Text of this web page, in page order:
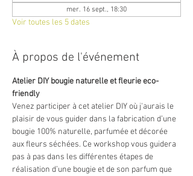
mer. 16 sept., 18:30
Voir toutes les 5 dates
À propos de l'événement
Atelier DIY bougie naturelle et fleurie eco-
friendly
Venez participer à cet atelier DIY où j'aurais le
plaisir de vous guider dans la fabrication d’une
bougie 100% naturelle, parfumée et décorée
aux fleurs séchées. Ce workshop vous guidera
pas à pas dans les différentes étapes de
réalisation d’une bougie et de son parfum que